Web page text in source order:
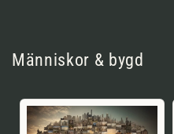
Människor & bygd